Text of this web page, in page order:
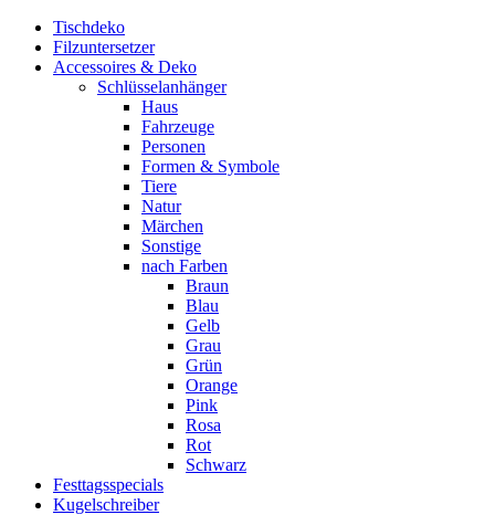
Tischdeko
Filzuntersetzer
Accessoires & Deko
Schlüsselanhänger
Haus
Fahrzeuge
Personen
Formen & Symbole
Tiere
Natur
Märchen
Sonstige
nach Farben
Braun
Blau
Gelb
Grau
Grün
Orange
Pink
Rosa
Rot
Schwarz
Festtagsspecials
Kugelschreiber